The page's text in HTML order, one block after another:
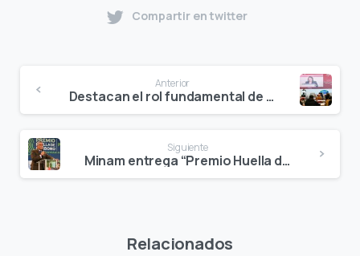
Compartir en twitter
Anterior
Destacan el rol fundamental de la ciencia climática en la prevención de desastres y el desarrollo económico
Siguiente
Minam entrega “Premio Huella de Carbono Perú” a organizaciones que impulsan el cambio por un mejor futuro ambiental
Relacionados